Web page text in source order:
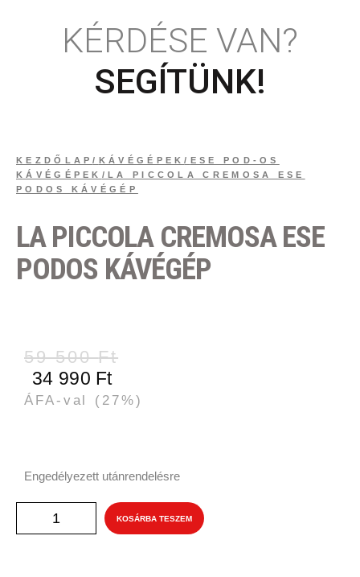
KÉRDÉSE VAN?
SEGÍTÜNK!
KEZDŐLAP/ KÁVÉGÉPEK/ ESE POD-OS
KÁVÉGÉPEK /LA PICCOLA CREMOSA ESE
PODOS KÁVÉGÉP
LA PICCOLA CREMOSA ESE
PODOS KÁVÉGÉP
59 500Ft
34 990 Ft
ÁFA-val (27%)
Engedélyezett utánrendelésre
KOSÁRBA TESZEM